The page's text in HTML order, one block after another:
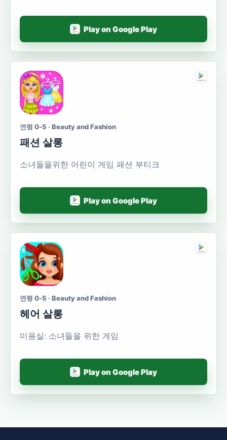
Play on Google Play
연령 0-5 · Beauty and Fashion
패션 살롱
소녀들을위한 어린이 게임 패션 부티크
Play on Google Play
연령 0-5 · Beauty and Fashion
헤어 살롱
미용실: 소녀들을 위한 게임
Play on Google Play